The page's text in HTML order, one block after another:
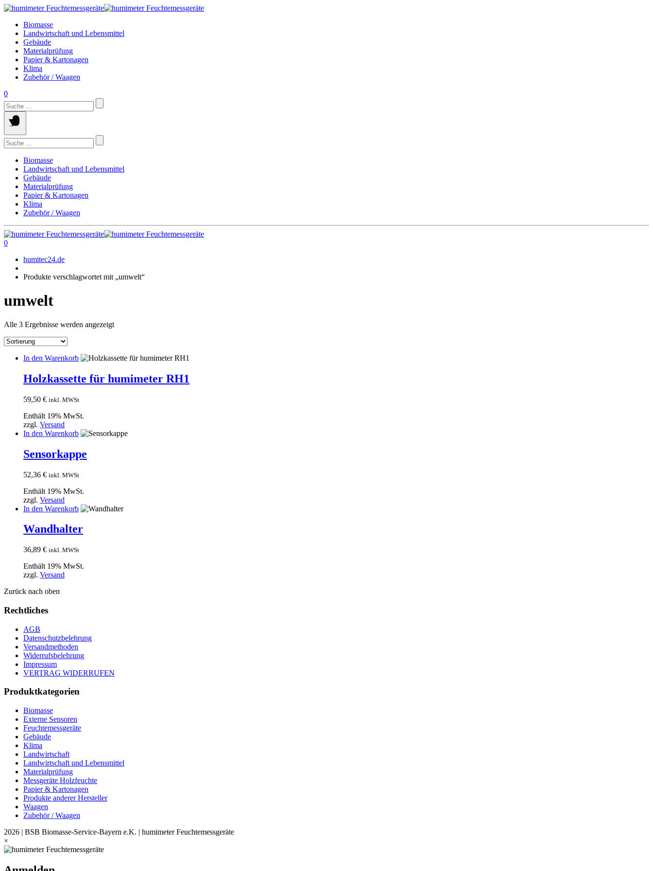
Springe
Inhalt
Biomasse
Landwirtschaft und Lebensmittel
Gebäude
Materialprüfung
Papier & Kartonagen
Klima
Zubehör / Waagen
0
Suchen
nach:
Suchen
nach:
Biomasse
Landwirtschaft und Lebensmittel
Gebäude
Materialprüfung
Papier & Kartonagen
Klima
Zubehör / Waagen
0
humitec24.de
Produkte verschlagwortet mit „umwelt“
umwelt
Alle 3 Ergebnisse werden angezeigt
In den Warenkorb
Holzkassette für humimeter RH1
59,50 € inkl. MWSt
Enthält 19% MwSt.
zzgl. Versand
In den Warenkorb
Sensorkappe
52,36 € inkl. MWSt
Enthält 19% MwSt.
zzgl. Versand
In den Warenkorb
Wandhalter
36,89 € inkl. MWSt
Enthält 19% MwSt.
zzgl. Versand
Zurück nach oben
Rechtliches
AGB
Datenschutzbelehrung
Versandmethoden
Widerrufsbelehrung
Impressum
VERTRAG WIDERRUFEN
Produktkategorien
Biomasse
Externe Sensoren
Feuchtemessgeräte
Gebäude
Klima
Landwirtschaft
Landwirtschaft und Lebensmittel
Materialprüfung
Messgeräte Holzfeuchte
Papier & Kartonagen
Produkte anderer Hersteller
Waagen
Zubehör / Waagen
2026 | BSB Biomasse-Service-Bayern e.K. | humimeter Feuchtemessgeräte
×